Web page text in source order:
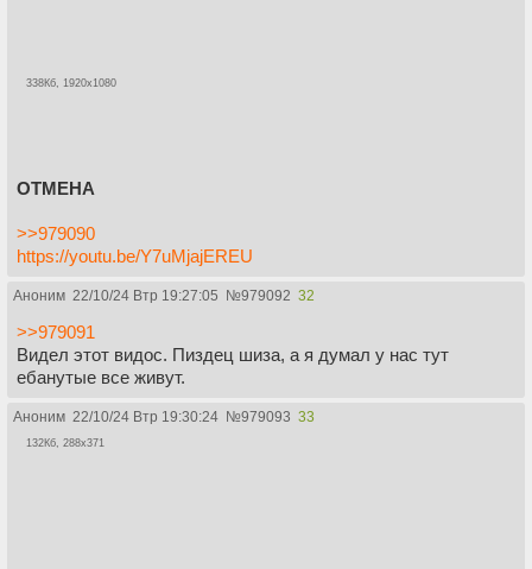
338Кб, 1920x1080
ОТМЕНА
>>979090
https://youtu.be/Y7uMjajEREU
Аноним 22/10/24 Втр 19:27:05 №979092 32
>>979091
Видел этот видос. Пиздец шиза, а я думал у нас тут
ебанутые все живут.
Аноним 22/10/24 Втр 19:30:24 №979093 33
132Кб, 288x371